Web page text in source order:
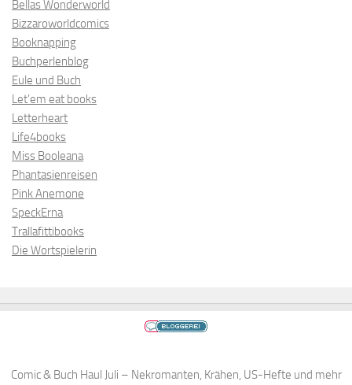
Bellas Wonderworld
Bizzaroworldcomics
Booknapping
Buchperlenblog
Eule und Buch
Let’em eat books
Letterheart
Life4books
Miss Booleana
Phantasienreisen
Pink Anemone
SpeckErna
Trallafittibooks
Die Wortspielerin
Comic & Buch Haul Juli – Nekromanten, Krähen, US-Hefte und mehr